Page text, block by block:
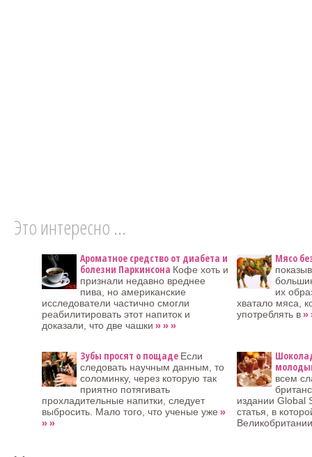
Это интересно ...
Ароматное средство от диабета и
болезни Паркинсона Кофе хоть и
признали недавно вреднее
пива, но американские
исследователи частично смогли
реабилитировать этот напиток и
доказали, что две чашки » » »
Мясо
их
хватало мяса,
употреблять в»
Зубы просят о пощаде Если
следовать научным данным, то
соломинку, через которую так
приятно потягивать
прохладительные напитки, следует
выбросить. Мало того, что ученые уже »
» »
всем
издании Global
статья, в